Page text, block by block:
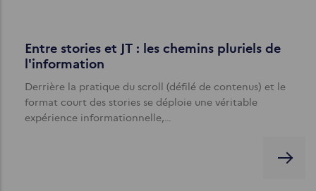
Entre stories et JT : les chemins pluriels de
l'information
Derrière la pratique du scroll (défilé de contenus) et le
format court des stories se déploie une véritable
expérience informationnelle,…